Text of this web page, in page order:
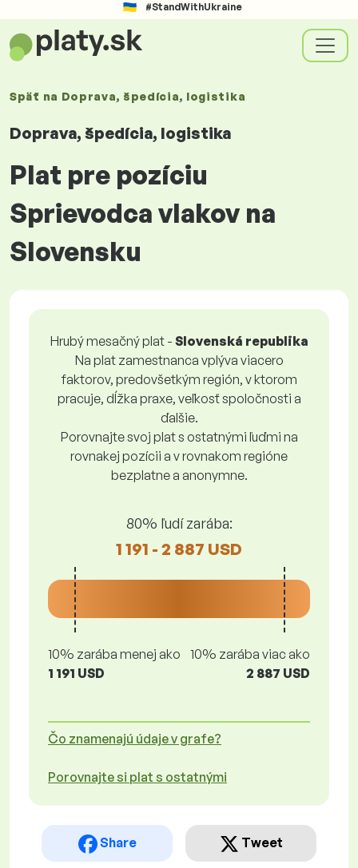
#StandWithUkraine
Späť na Doprava, špedícia, logistika
Doprava, špedícia, logistika
Plat pre pozíciu
Sprievodca vlakov na
Slovensku
Hrubý mesačný plat - Slovenská republika
Na plat zamestnanca vplýva viacero
faktorov, predovšetkým región, v ktorom
pracuje, dĺžka praxe, veľkosť spoločnosti a
ďalšie.
Porovnajte svoj plat s ostatnými ľuďmi na
rovnakej pozícii a v rovnakom regióne
bezplatne a anonymne.
80% ľudí zarába:
1 191 - 2 887 USD
10% zarába menej ako
1 191 USD
10% zarába viac ako
2 887 USD
Čo znamenajú údaje v grafe?
Porovnajte si plat s ostatnými
Share Tweet